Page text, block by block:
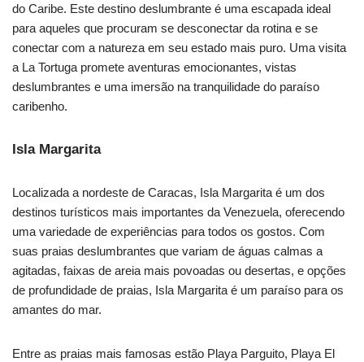
do Caribe. Este destino deslumbrante é uma escapada ideal
para aqueles que procuram se desconectar da rotina e se
conectar com a natureza em seu estado mais puro. Uma visita
a La Tortuga promete aventuras emocionantes, vistas
deslumbrantes e uma imersão na tranquilidade do paraíso
caribenho.
Isla Margarita
Localizada a nordeste de Caracas, Isla Margarita é um dos
destinos turísticos mais importantes da Venezuela, oferecendo
uma variedade de experiências para todos os gostos. Com
suas praias deslumbrantes que variam de águas calmas a
agitadas, faixas de areia mais povoadas ou desertas, e opções
de profundidade de praias, Isla Margarita é um paraíso para os
amantes do mar.
Entre as praias mais famosas estão Playa Parguito, Playa El